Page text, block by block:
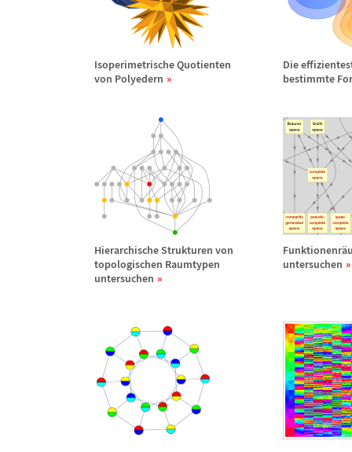
Isoperimetrische Quotienten
von Polyedern
Die
bestimmte
Hierarchische Strukturen von
topologischen Raumtypen
untersuchen
Funktionenrä
untersuchen